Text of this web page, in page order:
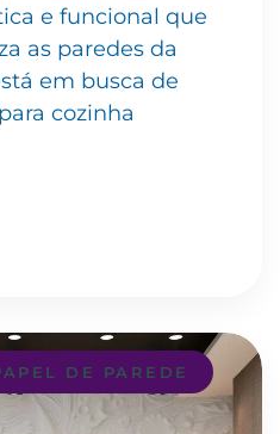
e funcional que
as paredes da
em busca de
cozinha
DE PAREDE